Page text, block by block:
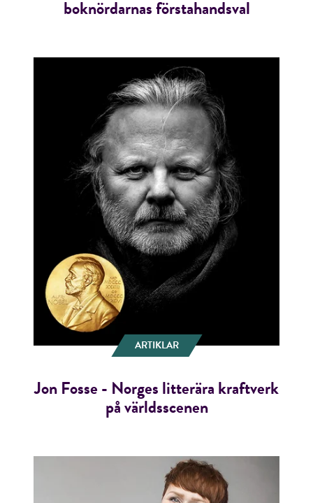
boknördarnas förstahandsval
ARTIKLAR
Jon Fosse - Norges litterära kraftverk
på världsscenen